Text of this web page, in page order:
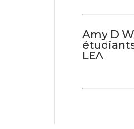
Amy D
LEA